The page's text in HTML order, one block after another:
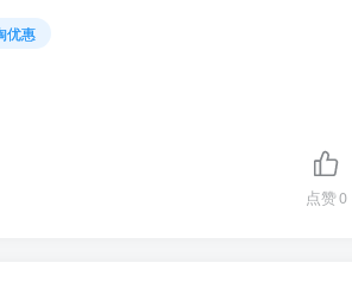
优惠
点赞0